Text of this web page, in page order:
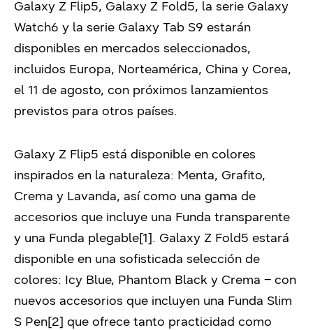
Galaxy Z Flip5, Galaxy Z Fold5, la serie Galaxy
Watch6 y la serie Galaxy Tab S9 estarán
disponibles en mercados seleccionados,
incluidos Europa, Norteamérica, China y Corea,
el 11 de agosto, con próximos lanzamientos
previstos para otros países.
Galaxy Z Flip5 está disponible en colores
inspirados en la naturaleza: Menta, Grafito,
Crema y Lavanda, así como una gama de
accesorios que incluye una Funda transparente
y una Funda plegable[1]. Galaxy Z Fold5 estará
disponible en una sofisticada selección de
colores: Icy Blue, Phantom Black y Crema – con
nuevos accesorios que incluyen una Funda Slim
S Pen[2] que ofrece tanto practicidad como